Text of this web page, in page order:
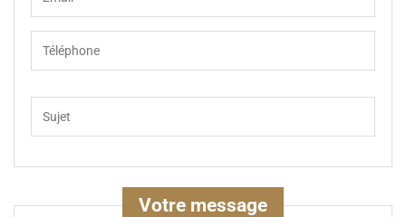
Votre message